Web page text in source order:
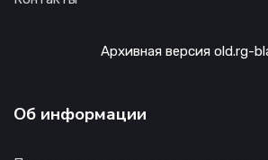
Архивная версия old.rg-
Об информации